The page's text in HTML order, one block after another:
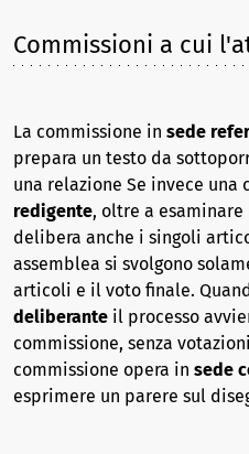
Commissioni a cui
La commissione in sede
prepara un testo da
una relazione Se invece una
redigente, oltre a
delibera anche i singoli
assemblea si svolgono
articoli e il voto finale.
deliberante il processo
commissione, senza
commissione opera in sede
esprimere un parere sul